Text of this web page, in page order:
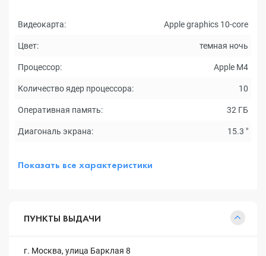
Видеокарта: Apple graphics 10-core
Цвет: темная ночь
Процессор: Apple M4
Количество ядер процессора: 10
Оперативная память: 32 ГБ
Диагональ экрана: 15.3 "
Показать все характеристики
ПУНКТЫ ВЫДАЧИ
г. Москва, улица Барклая 8